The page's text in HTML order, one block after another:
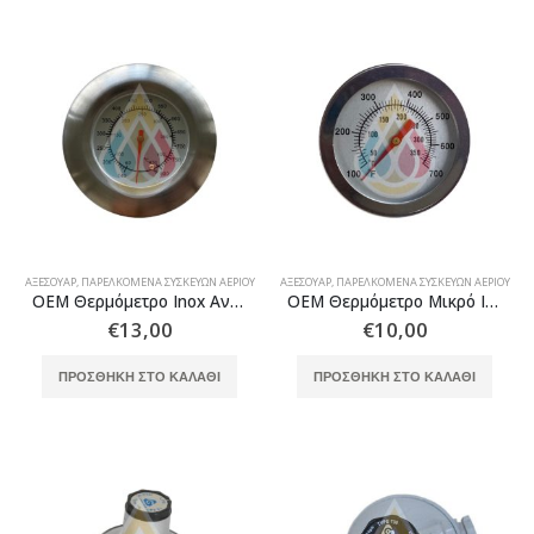
ΑΞΕΣΟΥΆΡ, ΠΑΡΕΛΚΌΜΕΝΑ ΣΥΣΚΕΥΏΝ ΑΕΡΊΟΥ
OEM Θερμόμετρο Inox Ανταλλακτικό Συσκευών Υγραερίου
€13,00
ΠΡΟΣΘΉΚΗ ΣΤΟ ΚΑΛΆΘΙ
ΑΞΕΣΟΥΆΡ, ΠΑΡΕΛΚΌΜΕΝΑ ΣΥΣΚΕΥΏΝ ΑΕΡΊΟΥ
OEM Θερμόμετρο Μικρό Inox Ανταλλακτικό Συσκευών Υγραερίου
€10,00
ΠΡΟΣΘΉΚΗ ΣΤΟ ΚΑΛΆΘΙ